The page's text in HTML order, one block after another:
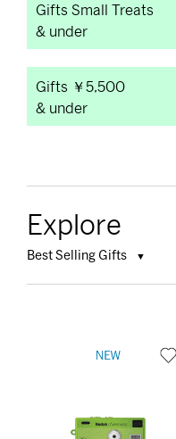
Gifts Small Treats
& under
Gifts ￥5,500
& under
Explore
Best Selling Gifts